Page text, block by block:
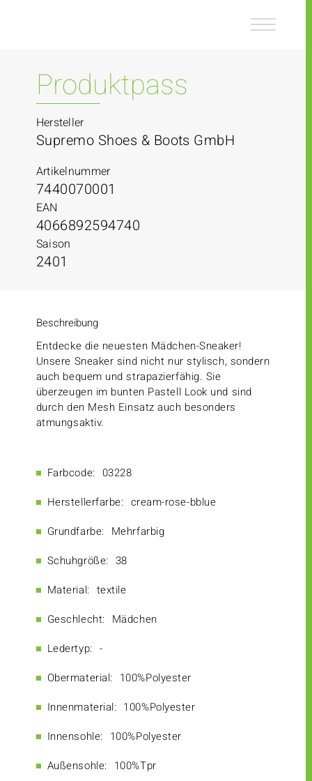
Produktpass
Hersteller
Supremo Shoes & Boots GmbH
Artikelnummer
7440070001
EAN
4066892594740
Saison
2401
Beschreibung
Entdecke die neuesten Mädchen-Sneaker!
Unsere Sneaker sind nicht nur stylisch, sondern
auch bequem und strapazierfähig. Sie
überzeugen im bunten Pastell Look und sind
durch den Mesh Einsatz auch besonders
atmungsaktiv.
Farbcode: 03228
Herstellerfarbe: cream-rose-bblue
Grundfarbe: Mehrfarbig
Schuhgröße: 38
Material: textile
Geschlecht: Mädchen
Ledertyp: -
Obermaterial: 100%Polyester
Innenmaterial: 100%Polyester
Innensohle: 100%Polyester
Außensohle: 100%Tpr